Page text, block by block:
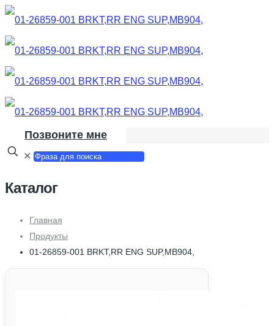
Позвоните мне
✕
Каталог
Главная
Продукты
01-26859-001 BRKT,RR ENG SUP,MB904,